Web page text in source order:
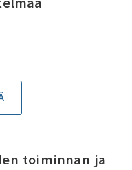
toiminnan ja